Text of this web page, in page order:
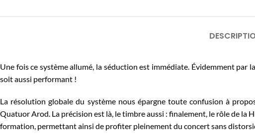
Une fois ce système allumé, la séduction est immédiate. Évidemment par
soit aussi performant !
La résolution globale du système nous épargne toute confusion à
Quatuor Arod. La précision est là, le timbre aussi : finalement, le rôle de la
formation, permettant ainsi de profiter pleinement du concert sans